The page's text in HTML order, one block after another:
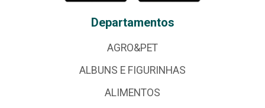
Departamentos
AGRO&PET
ALBUNS E FIGURINHAS
ALIMENTOS